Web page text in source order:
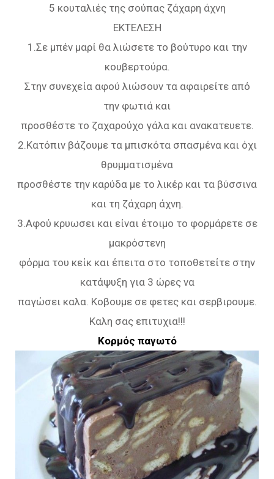
5 κουταλιές της σούπας ζάχαρη άχνη
ΕΚΤΕΛΕΣΗ
1.Σε μπέν μαρί θα λιώσετε το βούτυρο και την
κουβερτούρα.
Στην συνεχεία αφού λιώσουν τα αφαιρείτε από
την φωτιά και
προσθέστε το ζαχαρούχο γάλα και ανακατευετε.
2.Κατόπιν βάζουμε τα μπισκότα σπασμένα και όχι
θρυμματισμένα
προσθέστε την καρύδα με το λικέρ και τα βύσσινα
και τη ζάχαρη άχνη.
3.Αφού κρυωσει και είναι έτοιμο το φορμάρετε σε
μακρόστενη
φόρμα του κείκ και έπειτα στο τοποθετείτε στην
κατάψυξη για 3 ώρες να
παγώσει καλα. Κοβουμε σε φετες και σερβιρουμε.
Καλη σας επιτυχια!!!
Κορμός παγωτό